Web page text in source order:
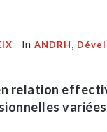
In ANDRH,
relation
variées